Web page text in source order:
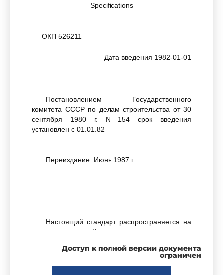
Specifications
ОКП 526211
Дата введения 1982-01-01
Постановлением Государственного
комитета СССР по делам строительства от 30
сентября 1980 г. N 154 срок введения
установлен с 01.01.82
Переиздание. Июнь 1987 г.
Настоящий стандарт распространяется на
стальные двухслойные панели с утеплителем
изготовляемые непрерывным или стендовым
способом и предназначаемые для покрытий
Доступ к полной версии документа
ограничен